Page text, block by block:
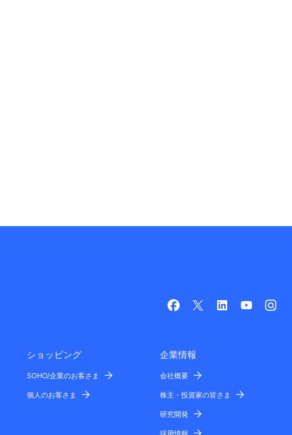
ショッピング
SOHO/企業のお客さま
個人のお客さま
企業情報
会社概要
株主・投資家の皆さま
研究開発
採用情報